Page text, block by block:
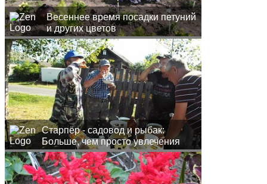
Весеннее время посадки петуний
и других цветов
Старпёр - садовод и рыбак:
Больше, чем просто увлечения